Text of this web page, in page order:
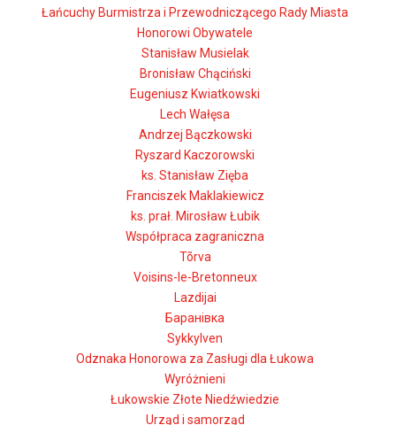
Łańcuchy Burmistrza i Przewodniczącego Rady Miasta
Honorowi Obywatele
Stanisław Musielak
Bronisław Chąciński
Eugeniusz Kwiatkowski
Lech Wałęsa
Andrzej Bączkowski
Ryszard Kaczorowski
ks. Stanisław Zięba
Franciszek Maklakiewicz
ks. prał. Mirosław Łubik
Współpraca zagraniczna
Tõrva
Voisins-le-Bretonneux
Lazdijai
Баранівка
Sykkylven
Odznaka Honorowa za Zasługi dla Łukowa
Wyróżnieni
Łukowskie Złote Niedźwiedzie
Urząd i samorząd